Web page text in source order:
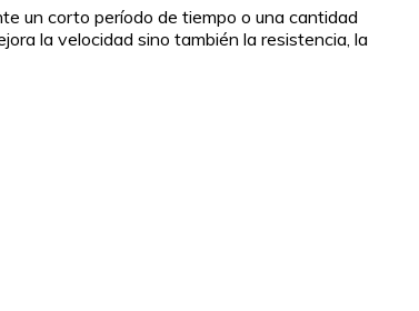
un corto período de tiempo o una cantidad
la velocidad sino también la resistencia, la